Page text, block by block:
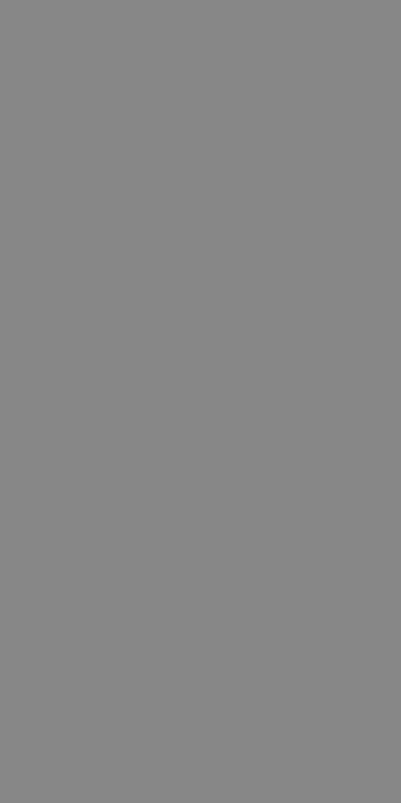
- wat een
van
onderscheiden
klant-ID. Het is
om
de
de zoekfuncties
te
delen van de
voert informatie
en over
gezien voordat
voert informatie
en over
gezien voordat
voor de goede
gebruikt.
van